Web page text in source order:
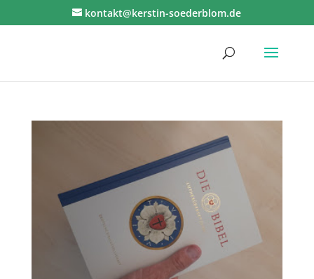
kontakt@kerstin-soederblom.de